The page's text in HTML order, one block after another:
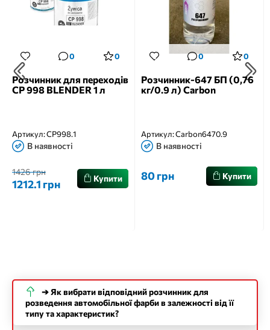
0 0
Розчинник для переходів
CP 998 BLENDER 1 л
Артикул:CP998.1
В наявності
1426 грн
1212.1 грн Купити
0 0
Розчинник-647 БП (0,76
кг/0.9 л) Carbon
Артикул:Carbon6470.9
В наявності
80 грн Купити
➔ Як вибрати відповідний розчинник для
розведення автомобільної фарби в залежності від її
типу та характеристик?